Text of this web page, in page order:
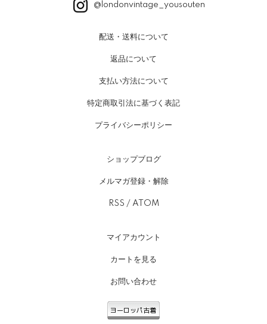
@londonvintage_yousouten
配送・送料について
返品について
支払い方法について
特定商取引法に基づく表記
プライバシーポリシー
ショップブログ
メルマガ登録・解除
RSS / ATOM
マイアカウント
カートを見る
お問い合わせ